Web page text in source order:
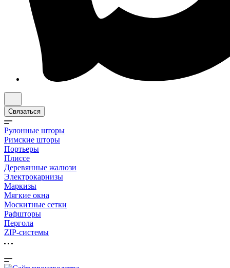
Связаться
Рулонные шторы
Римские шторы
Портьеры
Плиссе
Деревянные жалюзи
Электрокарнизы
Маркизы
Мягкие окна
Москитные сетки
Рафшторы
Пергола
ZIP-системы